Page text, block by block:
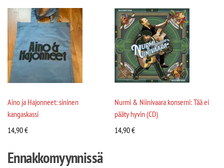
Aino ja Hajonneet: sininen
kangaskassi
14,90€
Nurmi & Niinivaara konserni: Tää ei
pääty hyvin (CD)
14,90€
Ennakkomyynnissä